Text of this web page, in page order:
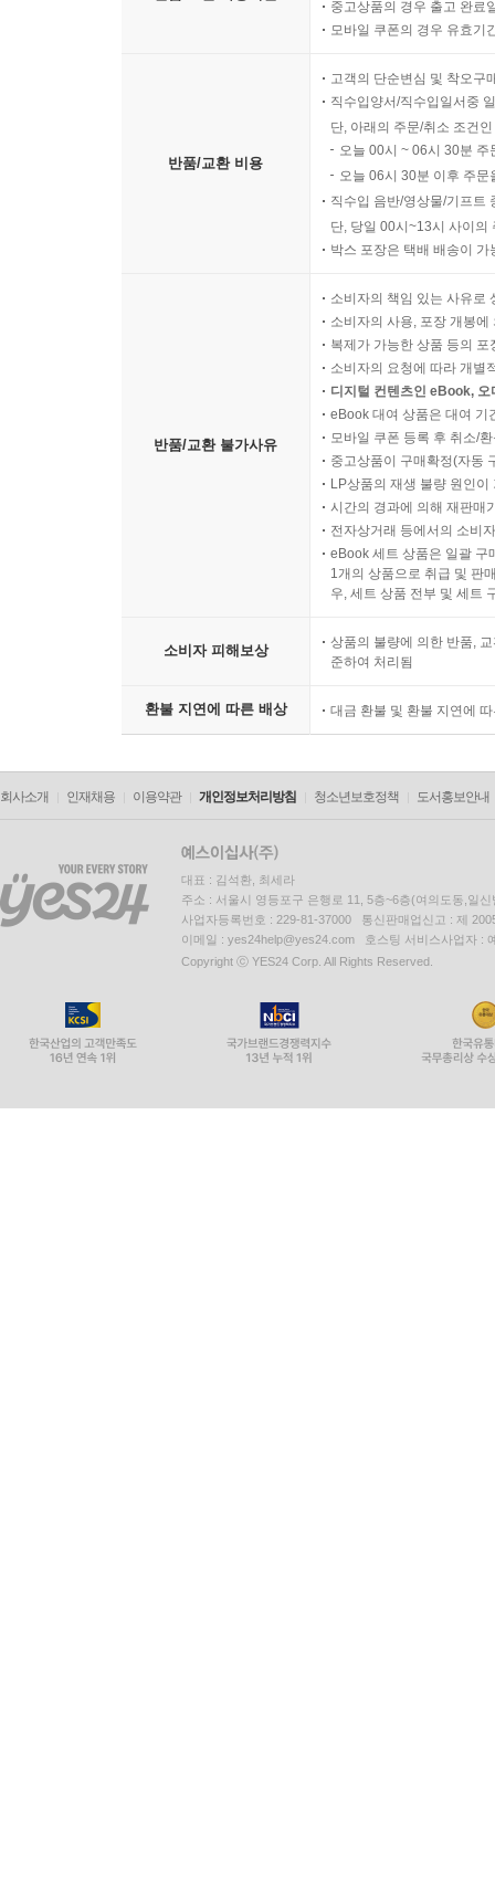
중고상품의 경우 출고 완료
모바일 쿠폰의 경우 유효기
반품/교환 비용
고객의 단순변심 및 착오구
직수입양서/직수입일서중
단, 아래의 주문/취소 조건
오늘 00시 ~ 06시 30분
오늘 06시 30분 이후 주
직수입 음반/영상물/기프트
단, 당일 00시~13시 사이의
박스 포장은 택배 배송이
반품/교환 불가사유
소비자의 책임 있는 사유로
소비자의 사용, 포장 개봉
복제가 가능한 상품 등의
소비자의 요청에 따라 개별
디지털 컨텐츠인 eBook,
eBook 대여 상품은 대여 기
모바일 쿠폰 등록 후 취소/
중고상품이 구매확정(자동
LP상품의 재생 불량 원인
시간의 경과에 의해 재판매
전자상거래 등에서의 소비
eBook 세트 상품은 일괄 구
1개의 상품으로 취급 및 판
우, 세트 상품 전부 및 세트
소비자 피해보상
상품의 불량에 의한 반품,
준하여 처리됨
환불 지연에 따른 배상 대금 환불 및 환불 지연에
회사소개 인재채용 이용약관 개인정보처리방침 청소년보호정책 도서홍보안내
대표 : 김석환, 최세라
주소 : 서울시 영등포구 은행로 11, 5층~6층(여의도동,일신
사업자등록번호 : 229-81-37000 통신판매업신고 : 제
이메일 : yes24help@yes24.com 호스팅 서비스사업자 :
Copyright ⓒ YES24 Corp. All Rights Reserved.